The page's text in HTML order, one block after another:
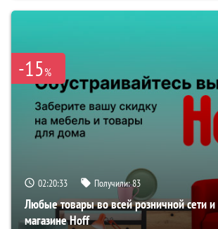
-15%
02:20:32 Получили:83
Любые товары во всей розничной сети и
магазине Hoff